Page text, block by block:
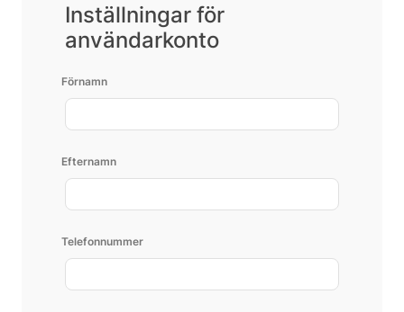
Inställningar för
användarkonto
Förnamn
Efternamn
Telefonnummer